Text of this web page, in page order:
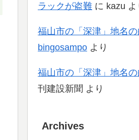
ラックが盗難 に kazu よ
福山市の「深津」地名
bingosampo より
福山市の「深津」地名
刊建設新聞 より
Archives